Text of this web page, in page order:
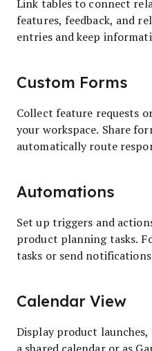
Link tables to connect
features, feedback, and
entries and keep
Custom Forms
Collect feature requests
your workspace. Share
automatically route
Automations
Set up triggers and
product planning tasks.
tasks or send
Calendar View
Display product
a shared calendar or as